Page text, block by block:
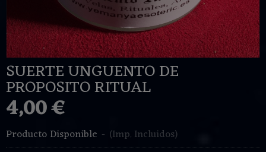
SUERTE UNGUENTO DE
PROPOSITO RITUAL
4,00 €
Producto Disponible - (Imp. Incluidos)